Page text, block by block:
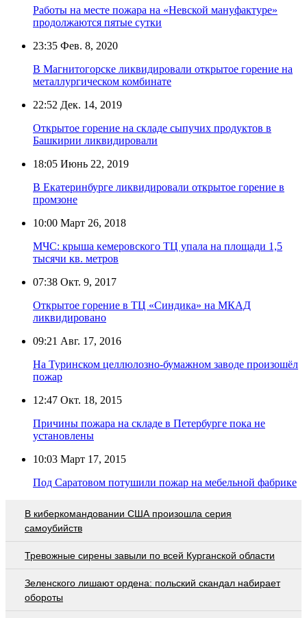
Работы на месте пожара на «Невской мануфактуре»
продолжаются пятые сутки
23:35 Фев. 8, 2020
В Магнитогорске ликвидировали открытое горение на
металлургическом комбинате
22:52 Дек. 14, 2019
Открытое горение на складе сыпучих продуктов в
Башкирии ликвидировали
18:05 Июнь 22, 2019
В Екатеринбурге ликвидировали открытое горение в
промзоне
10:00 Март 26, 2018
МЧС: крыша кемеровского ТЦ упала на площади 1,5
тысячи кв. метров
07:38 Окт. 9, 2017
Открытое горение в ТЦ «Синдика» на МКАД
ликвидировано
09:21 Авг. 17, 2016
На Туринском целлюлозно-бумажном заводе произошёл
пожар
12:47 Окт. 18, 2015
Причины пожара на складе в Петербурге пока не
установлены
10:03 Март 17, 2015
Под Саратовом потушили пожар на мебельной фабрике
В киберкомандовании США произошла серия
самоубийств
Тревожные сирены завыли по всей Курганской области
Зеленского лишают ордена: польский скандал набирает
обороты